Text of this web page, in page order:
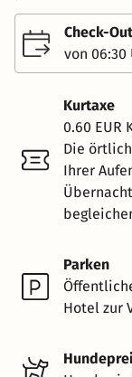
Check-Out
von 06:30
Kurtaxe
0.60 EUR
Die
Ihrer
Parken
Hotel zur